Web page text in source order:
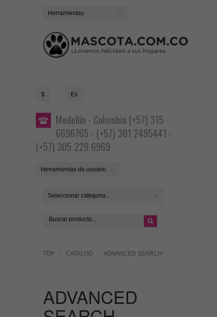
Herramientas
$ Es
Medellín - Colombia (+57) 315
6696765 - (+57) 301 2495441 -
(+57) 305 229 6969
Herramientas de usuario
Seleccionar categoria...
TOP CATALOG ADVANCED SEARCH
ADVANCED